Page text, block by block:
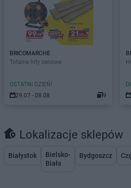
BRICOMARCHE
Totalne hity cenowe
OSTATNI DZIEŃ!
29.07 - 08.08
9
Lokalizacje sklepów
Białystok
Bielsko-
Biała
Bydgoszcz